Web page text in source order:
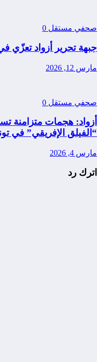
صحفي مستقل 0
جبهة تحرير أزواد تعزّي
مارس 12, 2026
صحفي مستقل 0
أزواد: هجمات متزامنة
“الفيلق الإفريقي” في
مارس 4, 2026
اترك رد